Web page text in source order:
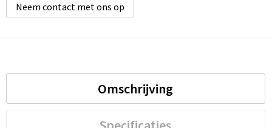
Neem contact met ons op
Omschrijving